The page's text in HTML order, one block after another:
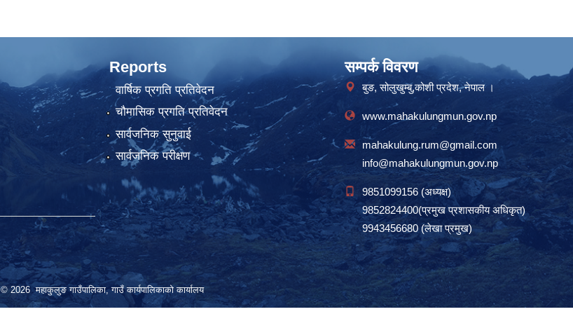
Reports
वार्षिक प्रगति प्रतिवेदन
चौमासिक प्रगति प्रतिवेदन
सार्वजनिक सुनुवाई
सार्वजनिक परीक्षण
सम्पर्क विवरण
बुङ, सोलुखुम्बु,कोशी प्रदेश, नेपाल ।
www.mahakulungmun.gov.np
mahakulung.rum@gmail.com
info@mahakulungmun.gov.np
9851099156 (अध्यक्ष)
9852824400(प्रमुख प्रशासकीय अधिकृत)
9943456680 (लेखा प्रमुख)
© 2026 महाकुलुङ गाउँपालिका, गाउँ कार्यपालिकाको कार्यालय